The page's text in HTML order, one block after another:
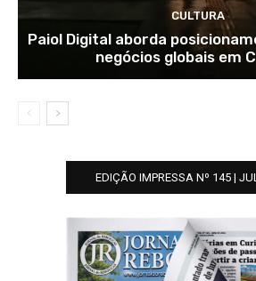
CULTURA
Paiol Digital aborda
negócios globais em
EDIÇÃO IMPRESSA Nº 145 |